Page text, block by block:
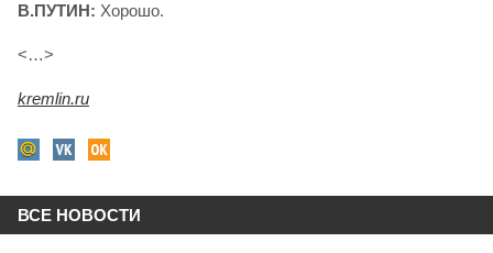
В.ПУТИН: Хорошо.
<…>
kremlin.ru
ВСЕ НОВОСТИ